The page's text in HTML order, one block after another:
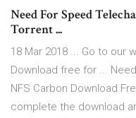
Need For Speed
Torrent ...
18 Mar 2018 ... Go to our
Download free for ...
NFS Carbon Download
complete the download